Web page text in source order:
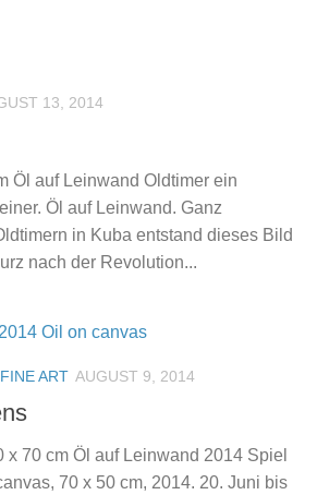
13, 2014
Öl auf Leinwand Oldtimer ein
Öl auf Leinwand. Ganz
in Kuba entstand dieses Bild
nach der Revolution...
FINE ART AUGUST 9, 2014
x 70 cm Öl auf Leinwand 2014 Spiel
70 x 50 cm, 2014. 20. Juni bis